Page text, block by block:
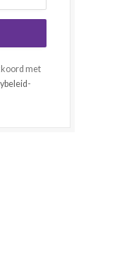
met
-